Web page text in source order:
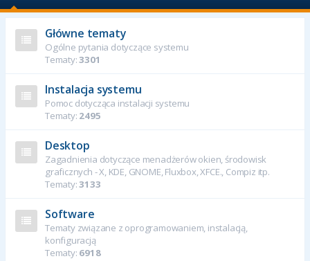
Główne tematy
Ogólne pytania dotyczące systemu
Tematy:3301
Instalacja systemu
Pomoc dotycząca instalacji systemu
Tematy: 2495
Desktop
Zagadnienia dotyczące menadżerów okien, środowisk
graficznych - X, KDE, GNOME, Fluxbox, XFCE., Compiz itp.
Tematy:3133
Software
Tematy związane z oprogramowaniem, instalacją,
konfiguracją
Tematy: 6918